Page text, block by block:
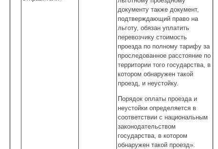
документу также документ,
подтверждающий право на
льготу, обязан уплатить
перевозчику стоимость
проезда по полному тарифу за
проследованное расстояние по
территории того государства, в
котором обнаружен такой
проезд, и неустойку.
Порядок оплаты проезда и
неустойки определяется в
соответствии с национальным
законодательством
государства, в котором
обнаружен такой проезд».